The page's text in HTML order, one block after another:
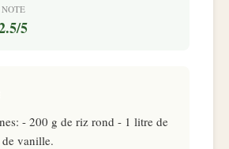
NOTE
5
- 200 g de riz rond - 1 litre de
vanille.